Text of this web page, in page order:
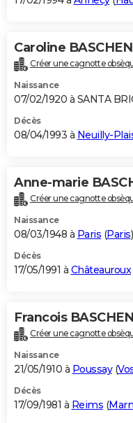
Caroline
Créer une cagnotte
Naissance
07/02/1920 à SANTA
Décès
08/04/1993 à Neuilly-
Anne-marie
Créer une cagnotte
Naissance
08/03/1948 à Paris (Paris)
Décès
17/05/1991 à Châteauroux
Francois
Créer une cagnotte
Naissance
21/05/1910 à Poussay(
Décès
17/09/1981 à Reims (